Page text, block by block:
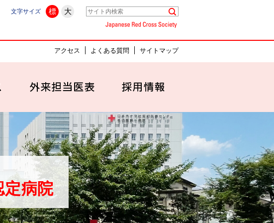
病院 | 愛知県名古屋市中村区
文字サイズ 標 大
アクセス よくある質問 サイトマップ
て アクセス 外来担当医表
定病院